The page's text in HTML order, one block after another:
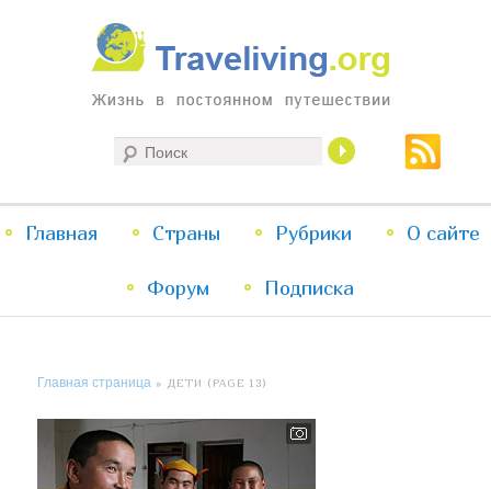
Traveliving
Жизнь в постоянном путешествии
меню
Перейти
к
Перейти
к
Главная Страны Рубрики О сайте
Форум Подписка
Главная страница » ДЕТИ (PAGE 13)